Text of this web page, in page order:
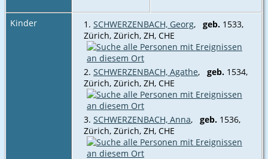
Kinder 1. SCHWERZENBACH, Georg, geb. 1533,
Zürich, Zürich, ZH, CHE
2. SCHWERZENBACH, Agathe, geb. 1534,
Zürich, Zürich, ZH, CHE
3. SCHWERZENBACH, Anna, geb. 1536,
Zürich, Zürich, ZH, CHE